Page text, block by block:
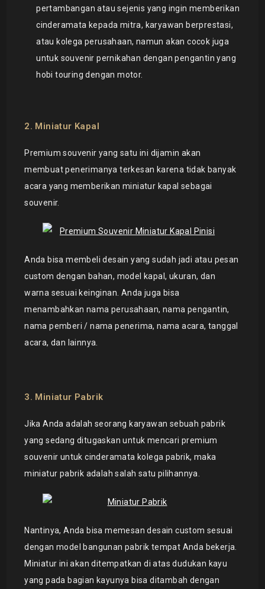
pertambangan atau sejenis yang ingin memberikan
cinderamata kepada mitra, karyawan berprestasi,
atau kolega perusahaan, namun akan cocok juga
untuk souvenir pernikahan dengan pengantin yang
hobi touring dengan motor.
2. Miniatur Kapal
Premium souvenir yang satu ini dijamin akan
membuat penerimanya terkesan karena tidak banyak
acara yang memberikan miniatur kapal sebagai
souvenir.
Anda bisa membeli desain yang sudah jadi atau pesan
custom dengan bahan, model kapal, ukuran, dan
warna sesuai keinginan. Anda juga bisa
menambahkan nama perusahaan, nama pengantin,
nama pemberi / nama penerima, nama acara, tanggal
acara, dan lainnya.
3. Miniatur Pabrik
Jika Anda adalah seorang karyawan sebuah pabrik
yang sedang ditugaskan untuk mencari premium
souvenir untuk cinderamata kolega pabrik, maka
miniatur pabrik adalah salah satu pilihannya.
Nantinya, Anda bisa memesan desain custom sesuai
dengan model bangunan pabrik tempat Anda bekerja.
Miniatur ini akan ditempatkan di atas dudukan kayu
yang pada bagian kayunya bisa ditambah dengan